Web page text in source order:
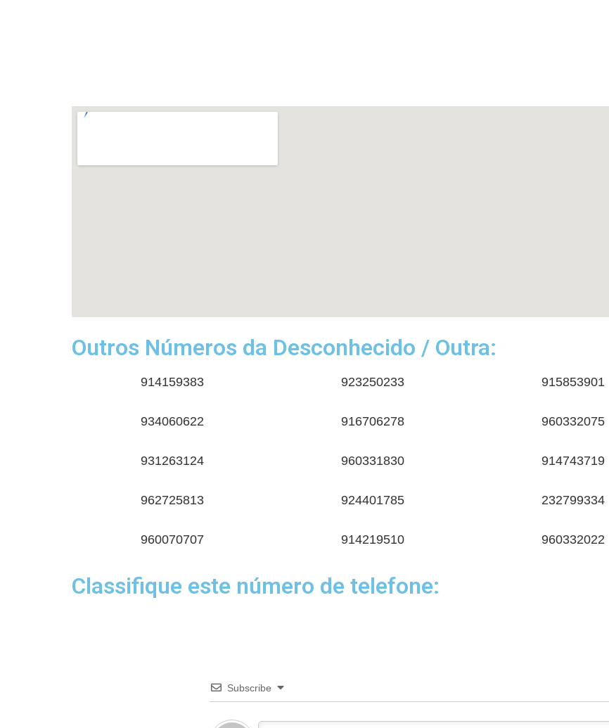
Outros Números da Desconhecido / Outra:
914159383 923250233 915853901
934060622 916706278 960332075
931263124 960331830 914743719
962725813 924401785 232799334
960070707 914219510 960332022
Classifique este número de telefone:
Subscribe